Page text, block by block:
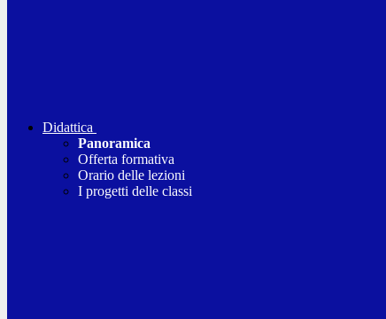
Didattica
Panoramica
Offerta formativa
Orario delle lezioni
I progetti delle classi